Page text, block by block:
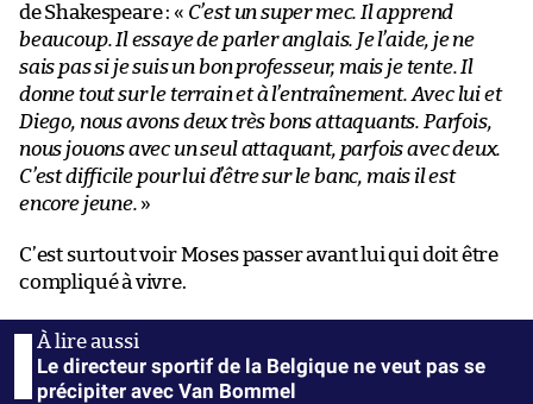
de Shakespeare : « C’est un super mec. Il apprend
beaucoup. Il essaye de parler anglais. Je l’aide, je ne
sais pas si je suis un bon professeur, mais je tente. Il
donne tout sur le terrain et à l’entraînement. Avec lui et
Diego, nous avons deux très bons attaquants. Parfois,
nous jouons avec un seul attaquant, parfois avec deux.
C’est difficile pour lui d’être sur le banc, mais il est
encore jeune. »
C’est surtout voir Moses passer avant lui qui doit être
compliqué à vivre.
Le directeur sportif de la Belgique ne veut pas se
précipiter avec Van Bommel